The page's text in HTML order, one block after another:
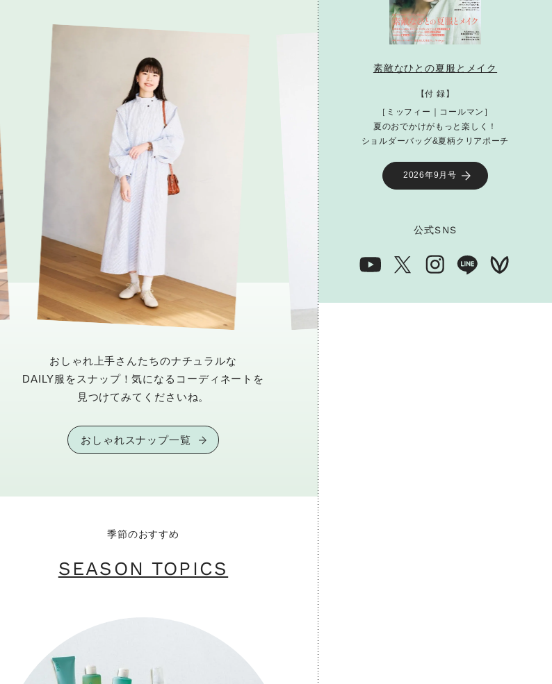
おしゃれ上手さんたちのナチュラルな
DAILY服をスナップ！気になるコーディネートを
見つけてみてくださいね。
おしゃれスナップ一覧
季節のおすすめ
SEASON TOPICS
素敵なひとの夏服とメイク
【付 録】
［ミッフィー｜コールマン］
夏のおでかけがもっと楽しく！
ショルダーバッグ&夏柄クリアポーチ
2026年9月号
公式SNS